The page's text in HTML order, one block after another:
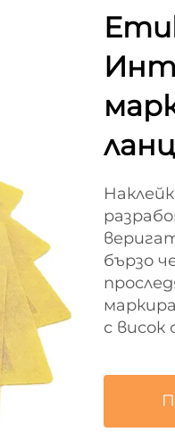
бързо
с висок